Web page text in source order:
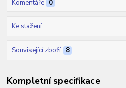
Komentáře 0
Ke stažení
Související zboží 8
Kompletní specifikace